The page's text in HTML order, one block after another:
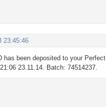
23:45:46
has been deposited to your
23.11.14. Batch: 74514237.